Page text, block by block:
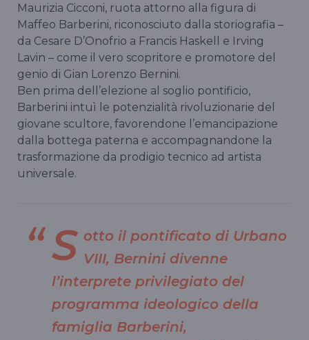
Maurizia Cicconi, ruota attorno alla figura di
Maffeo Barberini, riconosciuto dalla storiografia –
da Cesare D’Onofrio a Francis Haskell e Irving
Lavin – come il vero scopritore e promotore del
genio di Gian Lorenzo Bernini.
Ben prima dell’elezione al soglio pontificio,
Barberini intuì le potenzialità rivoluzionarie del
giovane scultore, favorendone l’emancipazione
dalla bottega paterna e accompagnandone la
trasformazione da prodigio tecnico ad artista
universale.
S otto il pontificato di Urbano
VIII, Bernini divenne
l’interprete privilegiato del
programma ideologico della
famiglia Barberini,